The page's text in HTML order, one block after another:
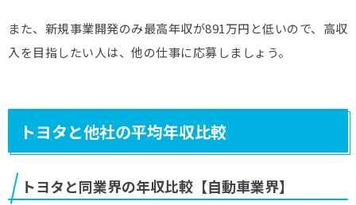
また、新規事業開発のみ最高年収が891万円と低いので、高収
入を目指したい人は、他の仕事に応募しましょう。
トヨタと他社の平均年収比較
トヨタと同業界の年収比較【自動車業界】